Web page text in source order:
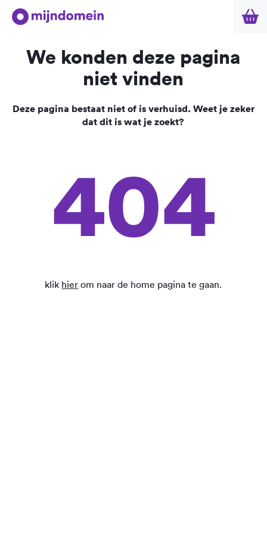
We konden deze pagina
niet vinden
Deze pagina bestaat niet of is verhuisd. Weet je zeker
dat dit is wat je zoekt?
404
klik hier om naar de home pagina te gaan.